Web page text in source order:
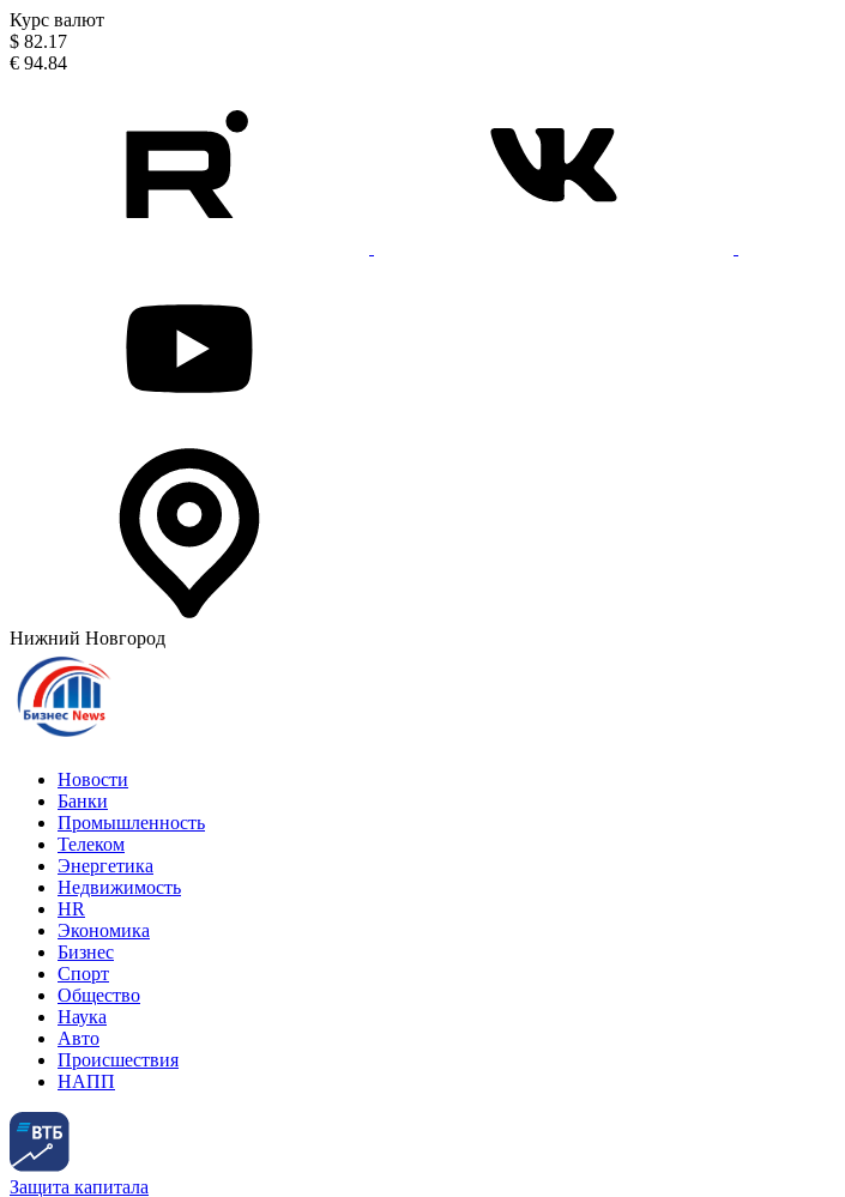
Курс валют
$ 82.17
€ 94.84
Нижний Новгород
Новости
Банки
Промышленность
Телеком
Энергетика
Недвижимость
HR
Экономика
Бизнес
Спорт
Общество
Наука
Авто
Происшествия
НАПП
Защита капитала